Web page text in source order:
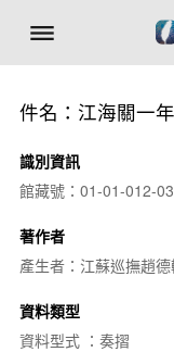
件名：江海關一
識別資訊
館藏號：01-01-012-
著作者
產生者：江蘇巡撫趙
資料類型
資料型式 ：奏摺